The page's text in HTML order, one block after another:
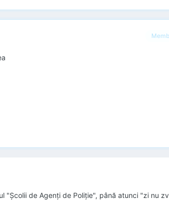
"Școlii de Agenți de Poliție", până atunci "zi nu